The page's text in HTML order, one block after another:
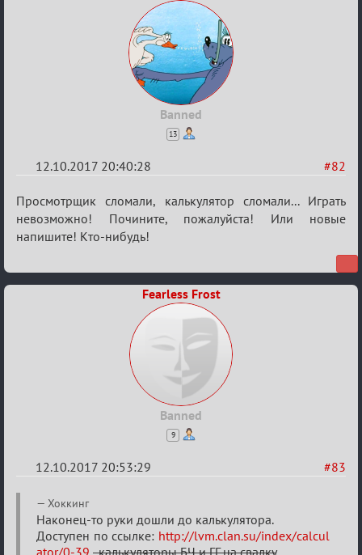
Banned
13
#82
12.10.2017 20:40:28
Re:
Калькулятор
Лиги
Просмотрщик сломали, калькулятор сломали... Играть
невозможно! Почините, пожалуйста! Или новые
напишите! Кто-нибудь!
Fearless Frost
Banned
9
#83
12.10.2017 20:53:29
Re:
Калькулятор
Лиги
Хоккинг
Наконец-то руки дошли до калькулятора.
Доступен по ссылке: http://lvm.clan.su/index/calcul
ator/0-39 , калькуляторы БЧ и ГГ на свалку.